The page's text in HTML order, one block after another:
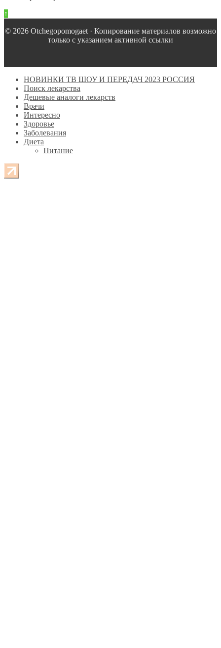
↑
© 2026 Оtchegopomogaet · Копирование материалов возможно
только с указанием активной ссылки
НОВИНКИ ТВ ШОУ И ПЕРЕДАЧ 2023 РОССИЯ
Поиск лекарства
Дешевые аналоги лекарств
Врачи
Интересно
Здоровье
Заболевания
Диета
Питание